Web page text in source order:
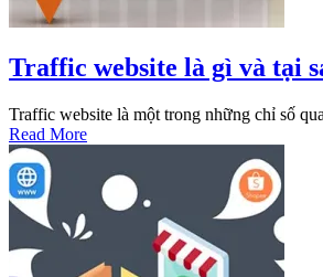
Traffic website là gì và tại
Traffic website là một trong những chỉ số
Read More